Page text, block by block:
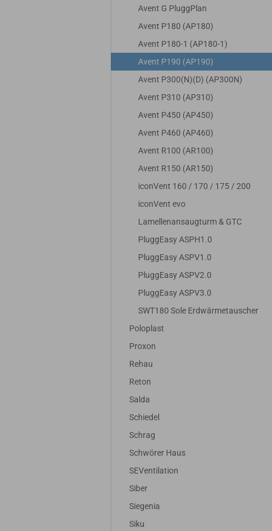
Pluggit Avent P190
Aktivkohlefilter
33,57 EUR zzgl. 19% MwSt.
Pluggit Avent P190
14,71 EUR zzgl. 19% MwSt.
Avent G PluggPlan
Avent P180 (AP180)
Avent P180-1 (AP180-1)
Avent P190 (AP190)
Avent P300(N)(D) (AP300N)
Avent P310 (AP310)
Avent P450 (AP450)
Avent P460 (AP460)
Avent R100 (AR100)
Avent R150 (AR150)
iconVent 160 / 170 / 175 / 200
iconVent evo
Lamellenansaugturm & GTC
PluggEasy ASPH1.0
PluggEasy ASPV1.0
PluggEasy ASPV2.0
PluggEasy ASPV3.0
SWT180 Sole Erdwärmetauscher
Poloplast
Proxon
Rehau
Reton
Salda
Schiedel
Schrag
Schwörer Haus
SEVentilation
Siber
Siegenia
Siku